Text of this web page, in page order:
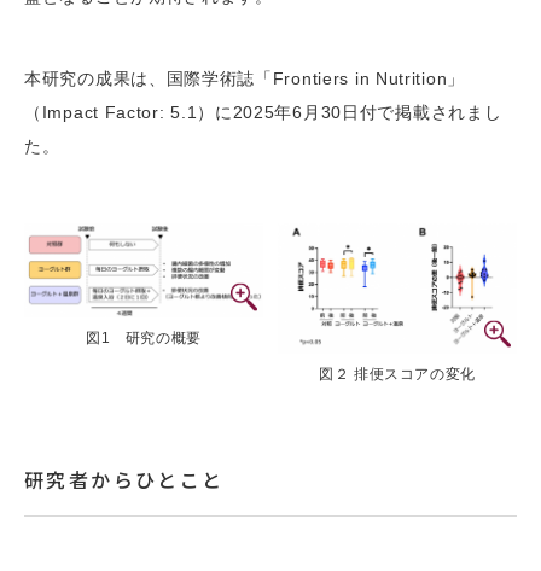
本研究の成果は、国際学術誌「Frontiers in Nutrition」
（Impact Factor: 5.1）に2025年6月30日付で掲載されまし
た。
図1 研究の概要
図２ 排便スコアの変化
研究者からひとこと